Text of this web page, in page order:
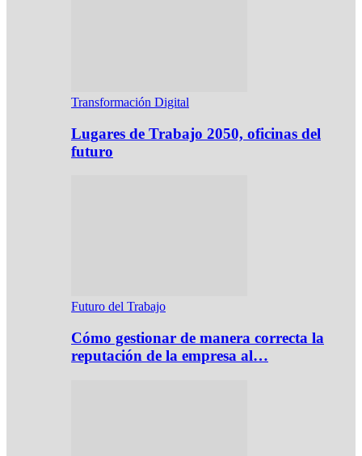
Transformación Digital
Lugares de Trabajo 2050, oficinas del
futuro
Futuro del Trabajo
Cómo gestionar de manera correcta la
reputación de la empresa al…